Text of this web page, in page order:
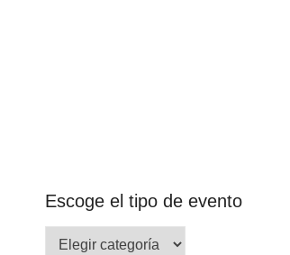
Escoge el tipo de evento